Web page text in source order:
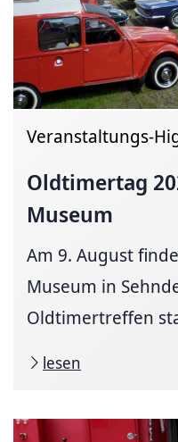
Veranstaltungs-
Oldtimertag
Museum
Am 9. August
Museum in
Oldtimertreffen
lesen